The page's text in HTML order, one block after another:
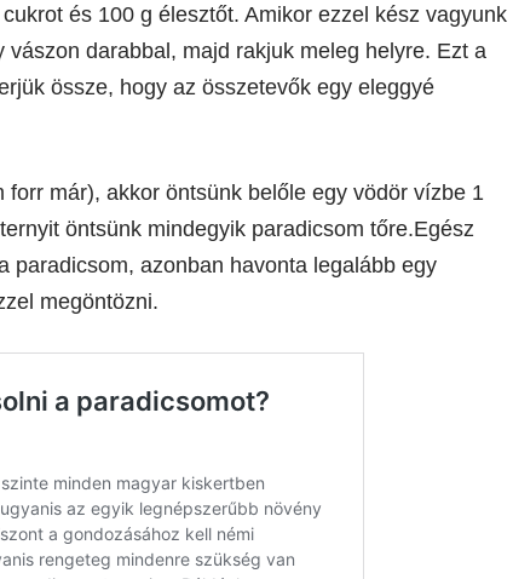
és 100 g élesztőt. Amikor ezzel kész vagyunk
darabbal, majd rakjuk meleg helyre. Ezt a
össze, hogy az összetevők egy eleggyé
már), akkor öntsünk belőle egy vödör vízbe 1
öntsünk mindegyik paradicsom tőre.Egész
paradicsom, azonban havonta legalább egy
megöntözni.